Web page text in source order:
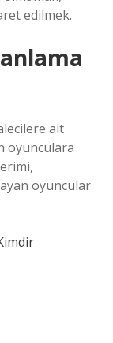
edilmek.
ait
oyunculara
oyuncular